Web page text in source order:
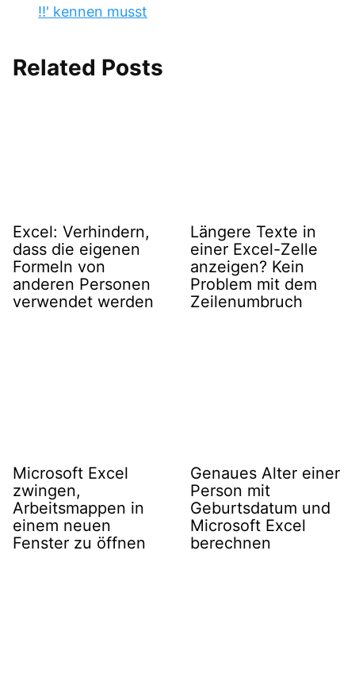
!!' kennen musst
Related Posts
Excel: Verhindern,
dass die eigenen
Formeln von
anderen Personen
verwendet werden
Längere Texte in
einer Excel-Zelle
anzeigen? Kein
Problem mit dem
Zeilenumbruch
Microsoft Excel
zwingen,
Arbeitsmappen in
einem neuen
Fenster zu öffnen
Genaues Alter einer
Person mit
Geburtsdatum und
Microsoft Excel
berechnen